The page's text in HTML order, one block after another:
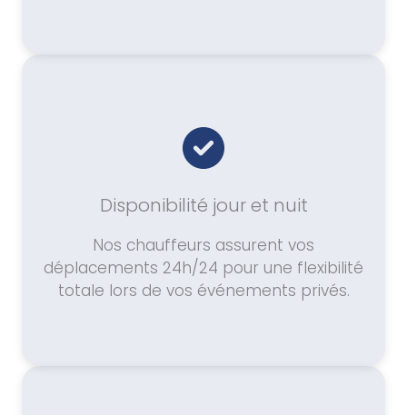
Disponibilité jour et nuit
Nos chauffeurs assurent vos
déplacements 24h/24 pour une flexibilité
totale lors de vos événements privés.